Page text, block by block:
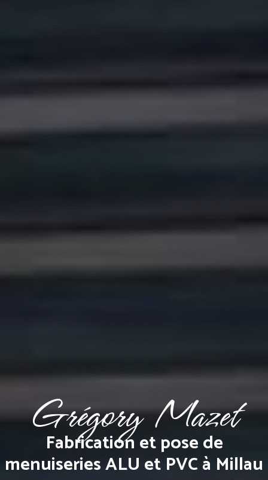
Grégory Mazet
Fabrication et pose de
menuiseries ALU et PVC à Millau